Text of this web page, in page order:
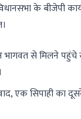
के बीजेपी
से मिलने पहुंचे
एक सिपाही का